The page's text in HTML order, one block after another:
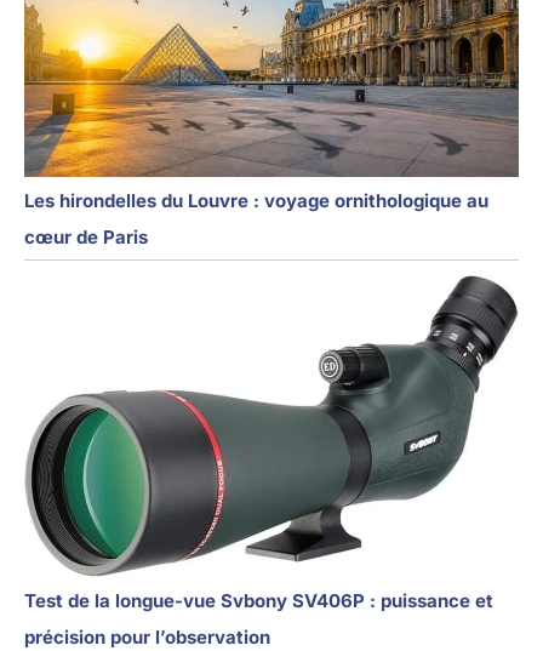
Les hirondelles du Louvre : voyage ornithologique au
cœur de Paris
Test de la longue-vue Svbony SV406P : puissance et
précision pour l’observation